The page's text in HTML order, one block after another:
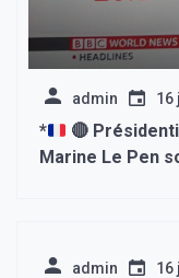
admin 16
* 🔴
Marine Le Pen
admin 16